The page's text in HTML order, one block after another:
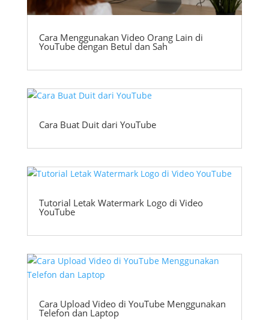
Cara Menggunakan Video Orang Lain di
YouTube dengan Betul dan Sah
Cara Buat Duit dari YouTube
Tutorial Letak Watermark Logo di Video
YouTube
Cara Upload Video di YouTube Menggunakan
Telefon dan Laptop